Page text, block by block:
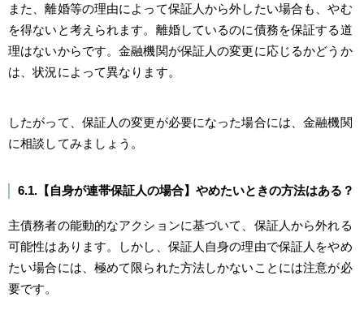
また、離婚等の理由によって保証人から外したい場合も、やむ
を得ないと考えられます。離婚しているのに債務を保証する道
理はないからです。金融機関が保証人の変更に応じるかどうか
は、状況によって異なります。
したがって、保証人の変更が必要になった場合には、金融機関
に相談してみましょう。
6.1.【自身が連帯保証人の場合】やめたいときの方法はある？
主債務者の能動的なアクションに基づいて、保証人から外れる
可能性はあります。しかし、保証人自身の理由で保証人をやめ
たい場合には、極めて限られた方法しかないことには注意が必
要です。